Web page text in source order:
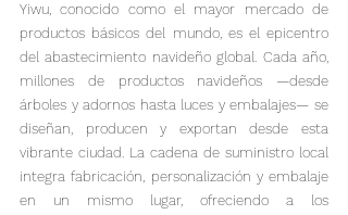
Yiwu, conocido como el mayor mercado de
productos básicos del mundo, es el epicentro
del abastecimiento navideño global. Cada año,
millones de productos navideños —desde
árboles y adornos hasta luces y embalajes— se
diseñan, producen y exportan desde esta
vibrante ciudad. La cadena de suministro local
integra fabricación, personalización y embalaje
en un mismo lugar, ofreciendo a los